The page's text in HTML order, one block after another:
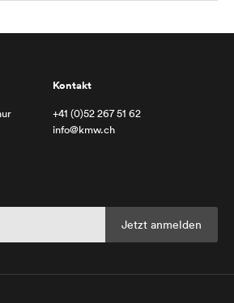
Kontakt
+41 (0)52 267 51 62
info@kmw.ch